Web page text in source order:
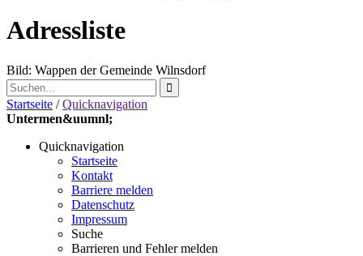
Adressliste
Bild: Wappen der Gemeinde Wilnsdorf
Startseite /Quicknavigation
Untermen&uumnl;
Quicknavigation
Startseite
Kontakt
Barriere melden
Datenschutz
Impressum
Suche
Barrieren und Fehler melden